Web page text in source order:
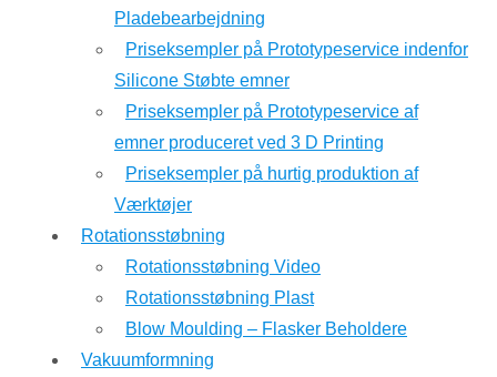
Pladebearbejdning
Priseksempler på Prototypeservice indenfor
Silicone Støbte emner
Priseksempler på Prototypeservice af
emner produceret ved 3 D Printing
Priseksempler på hurtig produktion af
Værktøjer
Rotationsstøbning
Rotationsstøbning Video
Rotationsstøbning Plast
Blow Moulding – Flasker Beholdere
Vakuumformning